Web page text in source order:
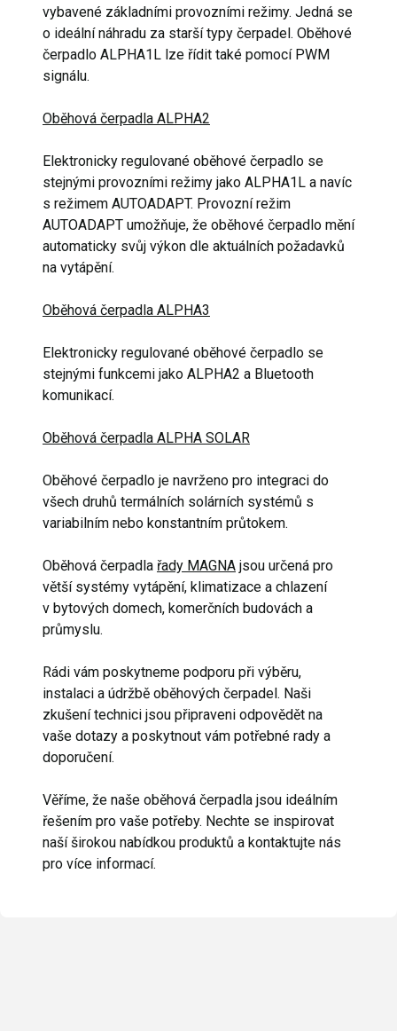
vybavené základními provozními režimy. Jedná se
o ideální náhradu za starší typy čerpadel. Oběhové
čerpadlo ALPHA1L lze řídit také pomocí PWM
signálu.
Oběhová čerpadla ALPHA2
Elektronicky regulované oběhové čerpadlo se
stejnými provozními režimy jako ALPHA1L a navíc
s režimem AUTOADAPT. Provozní režim
AUTOADAPT umožňuje, že oběhové čerpadlo mění
automaticky svůj výkon dle aktuálních požadavků
na vytápění.
Oběhová čerpadla ALPHA3
Elektronicky regulované oběhové čerpadlo se
stejnými funkcemi jako ALPHA2 a Bluetooth
komunikací.
Oběhová čerpadla ALPHA SOLAR
Oběhové čerpadlo je navrženo pro integraci do
všech druhů termálních solárních systémů s
variabilním nebo konstantním průtokem.
Oběhová čerpadla řady MAGNA jsou určená pro
větší systémy vytápění, klimatizace a chlazení
v bytových domech, komerčních budovách a
průmyslu.
Rádi vám poskytneme podporu při výběru,
instalaci a údržbě oběhových čerpadel. Naši
zkušení technici jsou připraveni odpovědět na
vaše dotazy a poskytnout vám potřebné rady a
doporučení.
Věříme, že naše oběhová čerpadla jsou ideálním
řešením pro vaše potřeby. Nechte se inspirovat
naší širokou nabídkou produktů a kontaktujte nás
pro více informací.